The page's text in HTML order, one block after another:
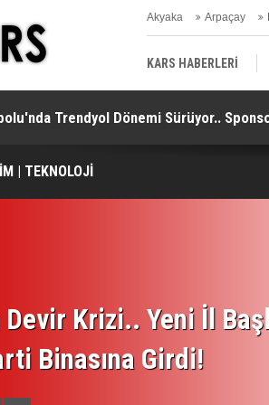
Akyaka Arpaçay
KARS HABERLERİ
EKONOMİ |
Trendyol Dönemi Sürüyor..
| TEKNOLOJİ
Devir Krizi.. Yeni İl
Binasına Girdi!